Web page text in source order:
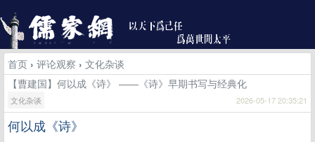
首页 › 评论观察 › 文化杂谈
【曹建国】何以成《诗》 ——《诗》早期书写与经典化
文化杂谈 2026-05-17 20:35:21
何以成《诗》